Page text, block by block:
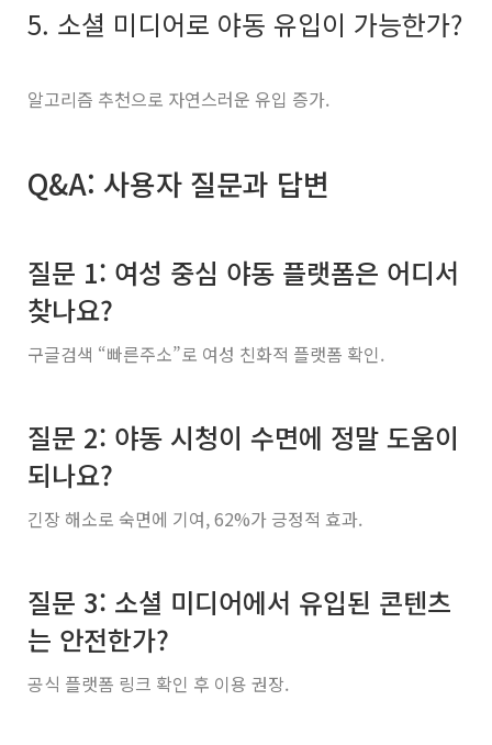
5. 소셜 미디어로 야동 유입이 가능한가?
알고리즘 추천으로 자연스러운 유입 증가.
Q&A: 사용자 질문과 답변
질문 1: 여성 중심 야동 플랫폼은 어디서
찾나요?
구글검색 “빠른주소”로 여성 친화적 플랫폼 확인.
질문 2: 야동 시청이 수면에 정말 도움이
되나요?
긴장 해소로 숙면에 기여, 62%가 긍정적 효과.
질문 3: 소셜 미디어에서 유입된 콘텐츠
는 안전한가?
공식 플랫폼 링크 확인 후 이용 권장.